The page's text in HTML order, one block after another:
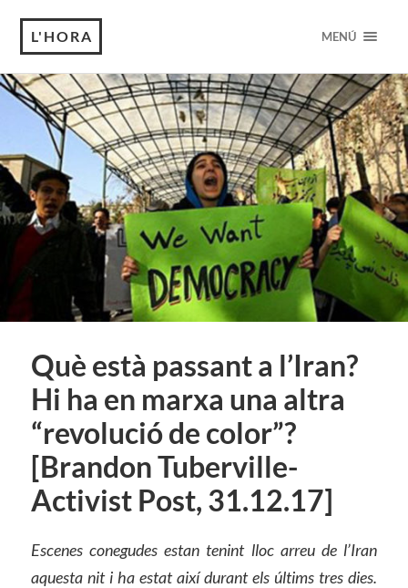
L'HORA MENÚ
Què està passant a l’Iran?
Hi ha en marxa una altra
“revolució de color”?
[Brandon Tuberville-
Activist Post, 31.12.17]
Escenes conegudes estan tenint lloc arreu de l’Iran
aquesta nit i ha estat així durant els últims tres dies.